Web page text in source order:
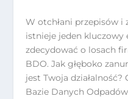
W otchłani przepisów i
istnieje jeden
zdecydować o losach
BDO. Jak głęboko
jest Twoja działalność?
Bazie Danych